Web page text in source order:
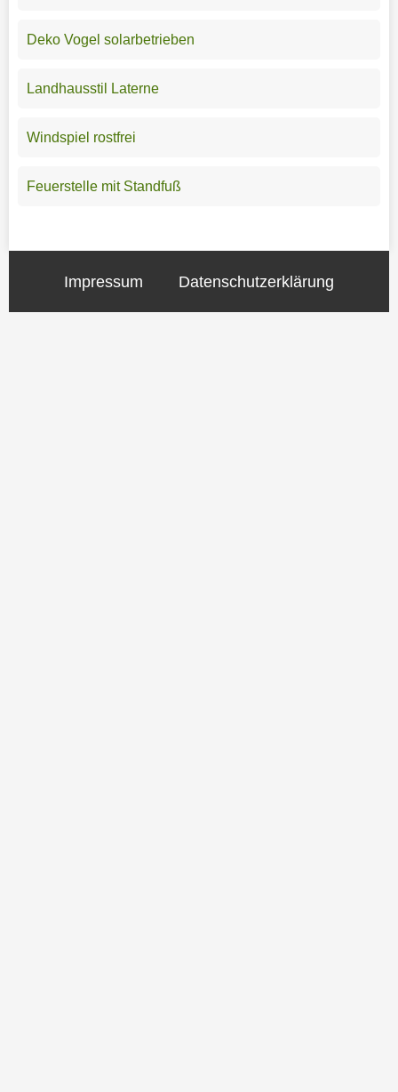
Deko Vogel solarbetrieben
Landhausstil Laterne
Windspiel rostfrei
Feuerstelle mit Standfuß
Impressum Datenschutzerklärung